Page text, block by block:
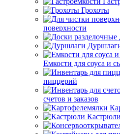
Грохоты
поверхности
Емкости для соуса и
пиццерий
счетов и заказов
Кастрюли